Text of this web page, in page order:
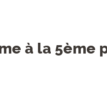
à la